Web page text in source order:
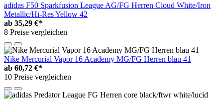
adidas F50 Sparkfusion League AG/FG Herren Cloud White/Iron
Metallic/Hi-Res Yellow 42
ab 35,29 €*
8 Preise vergleichen
Nike Mercurial Vapor 16 Academy MG/FG Herren blau 41
ab 60,72 €*
10 Preise vergleichen